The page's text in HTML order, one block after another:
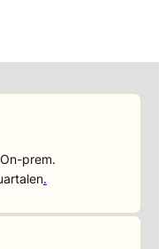
prem.
.